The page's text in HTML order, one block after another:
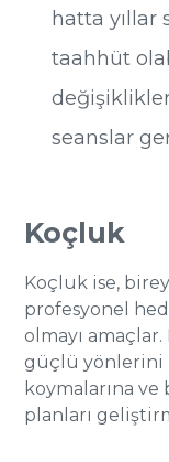
hatta
taahhüt
seanslar
Koçluk
Koçluk ise,
profesyonel
olmayı
güçlü yönlerini
koymalarına
planları